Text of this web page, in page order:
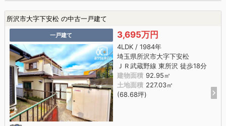
所沢市大字下安松 の中古一戸建て
一戸建て 3,695万円
4LDK / 1984年
埼玉県所沢市大字下安松
ＪＲ武蔵野線 東所沢 徒歩18分
建物面積 92.95㎡
土地面積 227.03㎡
(68.68坪)